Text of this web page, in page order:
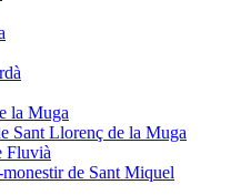
la Muga
Sant Llorenç de la Muga
Fluvià
monestir de Sant Miquel